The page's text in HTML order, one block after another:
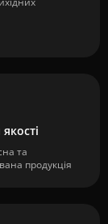
та
продукція